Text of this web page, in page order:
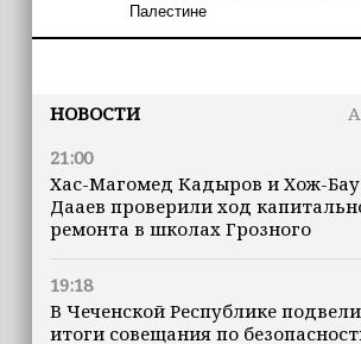
Палестине
НОВОСТИ
21:00
Хас-Магомед Кадыров и Хож-
Дааев проверили ход
ремонта в школах Грозного
19:18
В Чеченской Республике подвели
итоги совещания по